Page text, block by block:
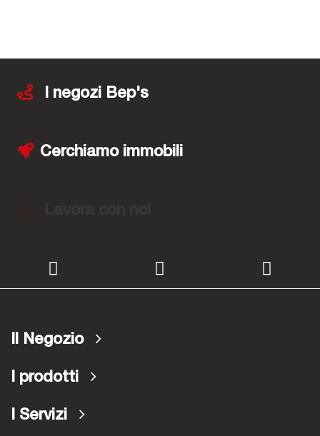
I negozi Bep's
Cerchiamo immobili
Il Negozio
I prodotti
I Servizi